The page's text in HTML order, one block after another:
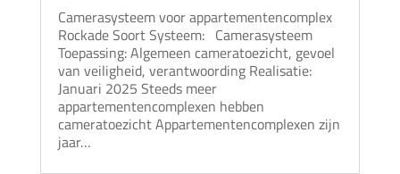
Camerasysteem voor appartementencomplex
Rockade Soort Systeem: Camerasysteem
Toepassing: Algemeen cameratoezicht, gevoel
van veiligheid, verantwoording Realisatie:
Januari 2025 Steeds meer
appartementencomplexen hebben
cameratoezicht Appartementencomplexen zijn
jaar…